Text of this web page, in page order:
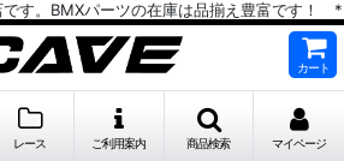
す。BMXパーツの在庫は品揃え豊富です！ *
カート
レース ご利用案内 商品検索 マイページ